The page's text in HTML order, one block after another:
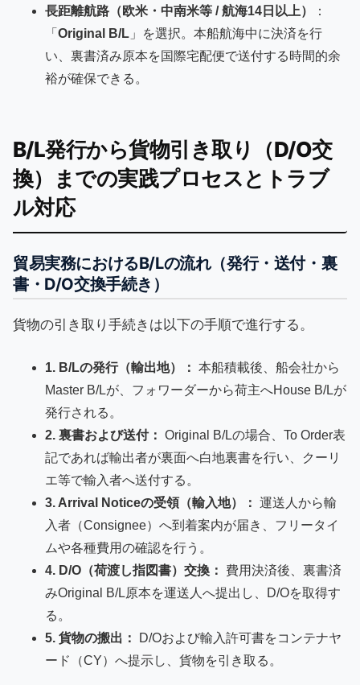
長距離航路（欧米・中南米等 / 航海14日以上）
：
「 Original B/L 」を選択。本船航海中に決済を行
い、裏書済み原本を国際宅配便で送付する時間的余
裕が確保できる。
B/L発行から貨物引き取り（D/O交
換）までの実践プロセスとトラブ
ル対応
貿易実務におけるB/Lの流れ（発行・送付・裏
書・D/O交換手続き）
貨物の引き取り手続きは以下の手順で進行する。
1. B/Lの発行（輸出地）： 本船積載後、船会社から
Master B/Lが、フォワーダーから荷主へHouse B/Lが
発行される。
2. 裏書および送付： Original B/Lの場合、To Order表
記であれば輸出者が裏面へ白地裏書を行い、クーリ
エ等で輸入者へ送付する。
3. Arrival Noticeの受領（輸入地）： 運送人から輸
入者（Consignee）へ到着案内が届き、フリータイ
ムや各種費用の確認を行う。
4. D/O（荷渡し指図書）交換：
費用決済後、裏書済
みOriginal B/L原本を運送人へ提出し、D/Oを取得す
る。
5. 貨物の搬出：
D/Oおよび輸入許可書をコンテナヤ
ード（CY）へ提示し、貨物を引き取る。